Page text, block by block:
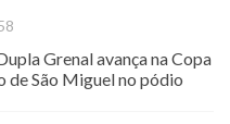
Grenal avança na Copa
São Miguel no pódio